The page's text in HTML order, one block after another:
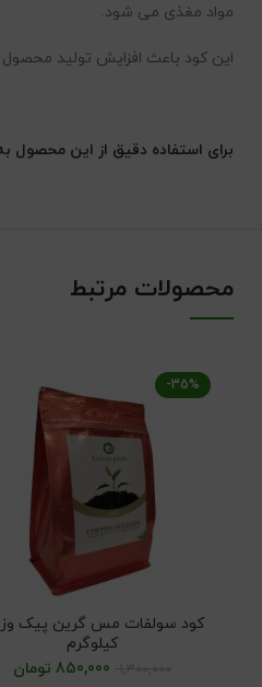
مواد مغذی می شود.
این کود باعث افزایش تولید
برای استفاده دقیق از این محصول
محصولات مرتبط
-35%
کیلوگرم
850,000 تومان